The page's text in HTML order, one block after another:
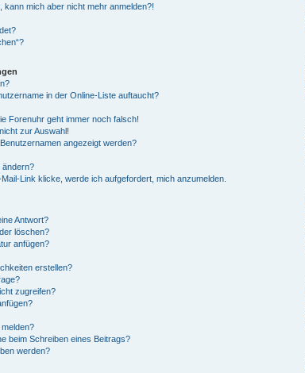
mich aber nicht mehr anmelden?!
in der Online-Liste auftaucht?
Forenuhr geht immer noch falsch!
zur Auswahl!
angezeigt werden?
ändern?
Link klicke, werde ich aufgefordert, mich anzumelden.
Antwort?
löschen?
anfügen?
erstellen?
zugreifen?
beim Schreiben eines Beitrags?
werden?